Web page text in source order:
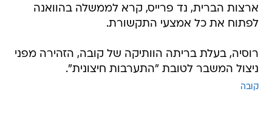
ארצות הברית, נד פרייס, קרא לממשלה בהוואנה
לפתוח את כל אמצעי התקשורת.
רוסיה, בעלת בריתה הוותיקה של קובה, הזהירה מפני
ניצול המשבר לטובת "התערבות חיצונית".
קובה